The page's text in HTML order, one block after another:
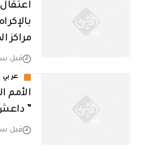
مراكز
قبل
عربي
الأمم
”
قبل